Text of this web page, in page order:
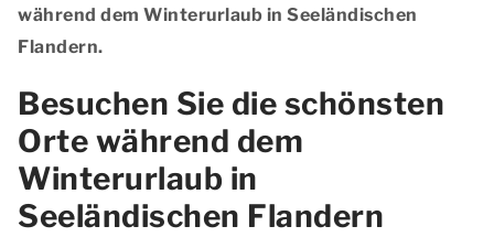
während dem Winterurlaub in Seeländischen
Flandern.
Besuchen Sie die schönsten
Orte während dem
Winterurlaub in
Seeländischen Flandern